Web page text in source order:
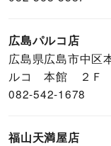
広島パルコ店
広島県広島市中区
ルコ 本館 ２Ｆ
082-542-1678
福山天満屋店